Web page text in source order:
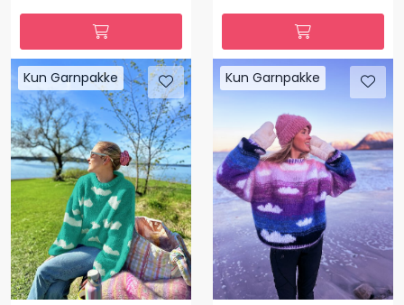
Kun Garnpakke Kun Garnpakke